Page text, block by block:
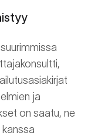
ja
on saatu, ne